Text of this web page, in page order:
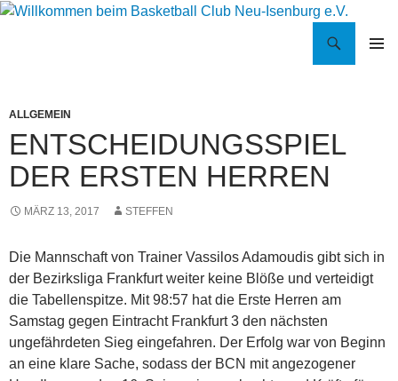
Willkommen beim Basketball Club Neu-Isenburg e.V.
ALLGEMEIN
ENTSCHEIDUNGSSPIEL
DER ERSTEN HERREN
MÄRZ 13, 2017 STEFFEN
Die Mannschaft von Trainer Vassilos Adamoudis gibt sich in
der Bezirksliga Frankfurt weiter keine Blöße und verteidigt
die Tabellenspitze. Mit 98:57 hat die Erste Herren am
Samstag gegen Eintracht Frankfurt 3 den nächsten
ungefährdeten Sieg eingefahren. Der Erfolg war von Beginn
an eine klare Sache, sodass der BCN mit angezogener